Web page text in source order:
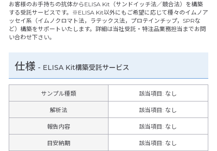
お客様のお手持ちの抗体からELISA Kit（サンドイッチ法／競合法）を構築
する受託サービスです。※ELISA Kit以外にもご希望に応じて種々のイムノア
ッセイ系（イムノクロマト法，ラテックス法，プロテインチップ，SPRな
ど）構築をサポートいたします。詳細は当社受託・特注品業務担当までお問
い合わせ下さい。
仕様 - ELISA Kit構築受託サービス
サンプル種類 該当項目: なし
解析法 該当項目: なし
報告内容 該当項目: なし
目安納期 該当項目: なし